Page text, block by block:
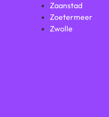
Zaanstad
Zoetermeer
Zwolle